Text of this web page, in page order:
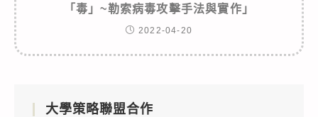
「毒」~勒索病毒攻擊手法與實作」
2022-04-20
大學策略聯盟合作